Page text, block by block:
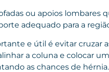
ou apoios lombares
adequado para a
e útil é evitar cruzar
a coluna e colocar
as chances de hérnia.